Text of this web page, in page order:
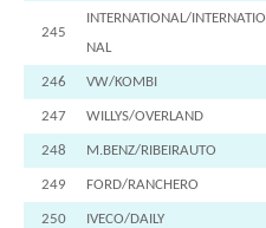
245
INTERNATIONAL/INTERNATIO
NAL
246 VW/KOMBI
247 WILLYS/OVERLAND
248 M.BENZ/RIBEIRAUTO
249 FORD/RANCHERO
250 IVECO/DAILY